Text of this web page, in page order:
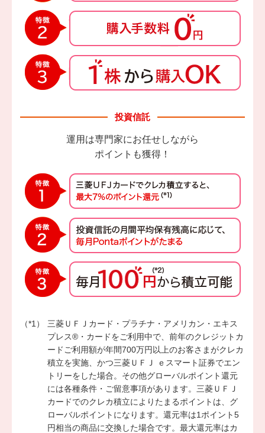
投資信託
運用は専門家にお任せしながら
ポイントも獲得！
三菱ＵＦＪカード・プラチナ・アメリカン・エキス
プレス®・カードをご利用中で、前年のクレジットカ
ードご利用額が年間700万円以上のお客さまがクレカ
積立を実施、かつ三菱ＵＦＪ ｅスマート証券でエン
トリーをした場合。その他グローバルポイント還元
には各種条件・ご留意事項があります。三菱ＵＦＪ
カードでのクレカ積立によりたまるポイントは、グ
ローバルポイントになります。還元率は1ポイント5
円相当の商品に交換した場合です。最大還元率はカ